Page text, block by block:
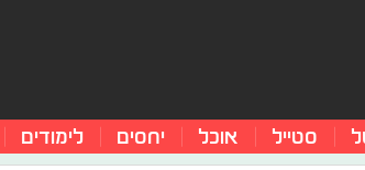
סטייל אוכל יחסים לימודים